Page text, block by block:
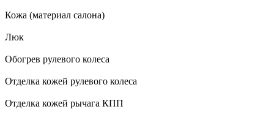
Кожа (материал салона)
Люк
Обогрев рулевого колеса
Отделка кожей рулевого колеса
Отделка кожей рычага КПП